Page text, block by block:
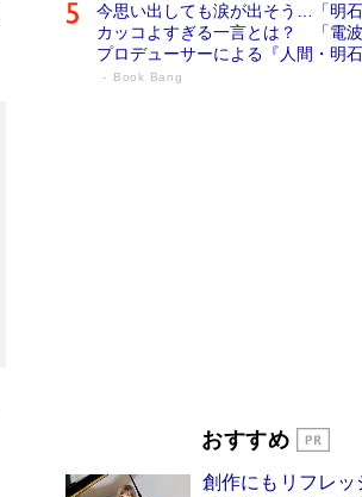
今思い出しても涙が出そう…「明
カッコよすぎる一言とは？ 「電
プロデューサーによる『人間・明
Book Bang
開発への関心を押し上げた18年の
Book Bang
おすすめ
創作にもリフレッ